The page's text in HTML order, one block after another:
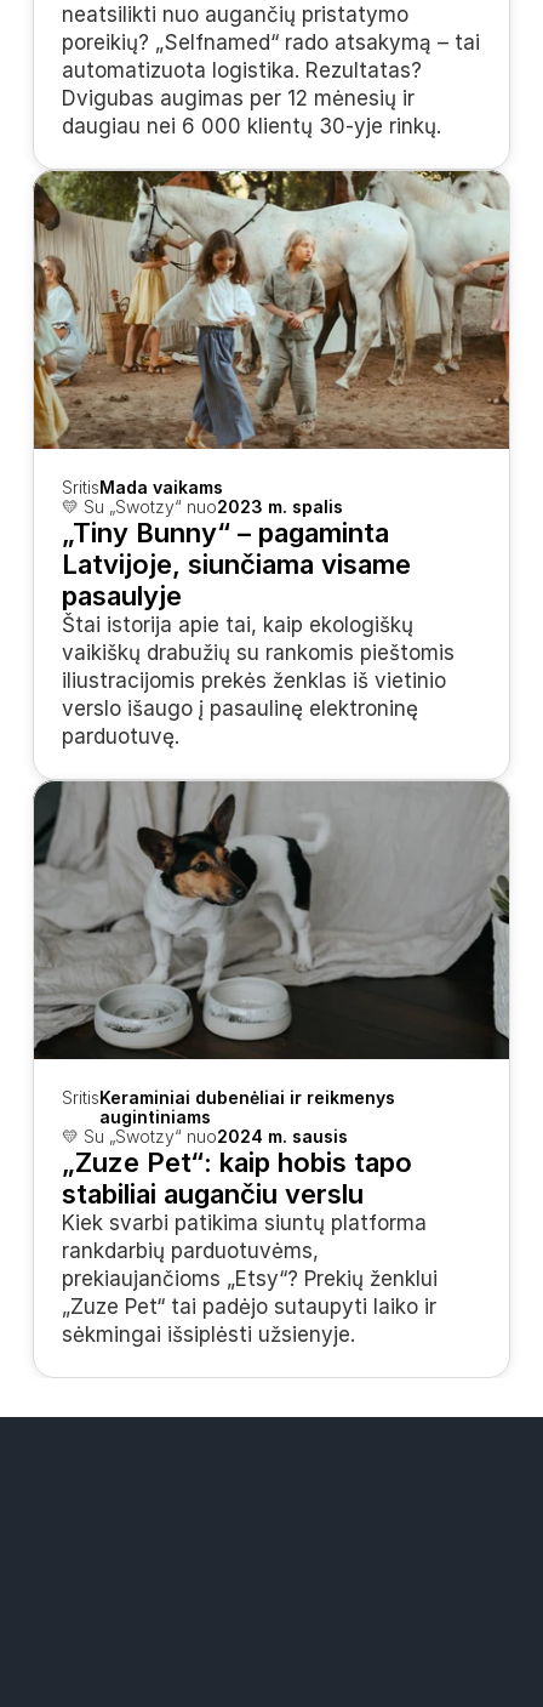
neatsilikti nuo augančių pristatymo
poreikių? „Selfnamed“ rado atsakymą – tai
automatizuota logistika. Rezultatas?
Dvigubas augimas per 12 mėnesių ir
daugiau nei 6 000 klientų 30-yje rinkų.
SritisMada vaikams
💛 Su „Swotzy“ nuo2023 m. spalis
„Tiny Bunny“ – pagaminta
Latvijoje, siunčiama visame
pasaulyje
Štai istorija apie tai, kaip ekologiškų
vaikiškų drabužių su rankomis pieštomis
iliustracijomis prekės ženklas iš vietinio
verslo išaugo į pasaulinę elektroninę
parduotuvę.
SritisKeraminiai dubenėliai ir reikmenys
augintiniams
💛 Su „Swotzy“ nuo2024 m. sausis
„Zuze Pet“: kaip hobis tapo
stabiliai augančiu verslu
Kiek svarbi patikima siuntų platforma
rankdarbių parduotuvėms,
prekiaujančioms „Etsy“? Prekių ženklui
„Zuze Pet“ tai padėjo sutaupyti laiko ir
sėkmingai išsiplėsti užsienyje.